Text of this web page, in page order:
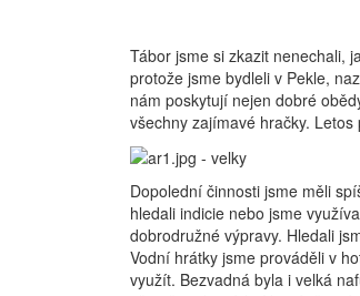
Tábor jsme si zkazit nenechali,
protože jsme bydleli v Pekle,
nám poskytují nejen dobré
všechny zajímavé hračky.
Dopolední činnosti jsme měli
hledali indicie nebo jsme
dobrodružné výpravy. Hledali
Vodní hrátky jsme prováděli v
využít. Bezvadná byla i velká